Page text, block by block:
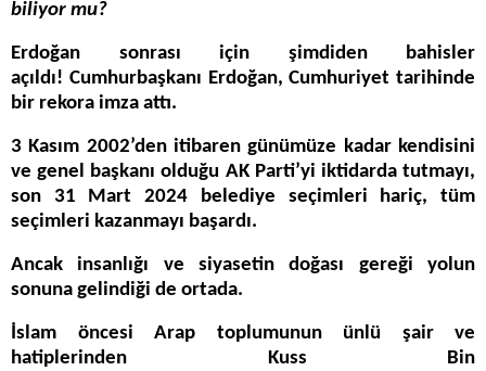
biliyor mu?
Erdoğan sonrası için şimdiden bahisler
açıldı! Cumhurbaşkanı Erdoğan, Cumhuriyet tarihinde
bir rekora imza attı.
3 Kasım 2002’den itibaren günümüze kadar kendisini
ve genel başkanı olduğu AK Parti’yi iktidarda tutmayı,
son 31 Mart 2024 belediye seçimleri hariç, tüm
seçimleri kazanmayı başardı.
Ancak insanlığı ve siyasetin doğası gereği yolun
sonuna gelindiği de ortada.
İslam öncesi Arap toplumunun ünlü şair ve
hatiplerinden Kuss Bin